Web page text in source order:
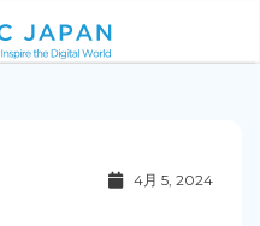
4月 5, 2024